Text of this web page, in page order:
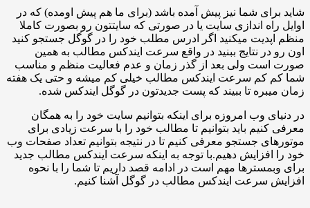
شما نیز پیش آمده باشد (برای ما هم پیش اومده) که در
اندازی سایت یا در صورتی که سایتتون رو بصورت کاملا
میکنید اگر ادرس مطلب خود را در گوگل جستجو کنید
نتایج ببنید در واقع سرعت ایندکس مطالب به همین
ولی بعد از گذر زمان و عدم فعالیت منظم و مناسب
کم سرعت ایندکس مطالب خیلی کم میشه و حتی یک هفته
تا ببیند که پست جدیدتون در گوگل ایندکس شده.
وب امروزه برای اینکه بتوانیم سایت خود را به همگان
باید بتوانیم تا مطالب خود را با سرعت زیادی برای
جستجو معرفی کنیم تا در نتیجه بتوانیم تعداد صفحات وب
دهیم.با توجه به اینکه سرعت ایندکس مطالب جدید
مهم است در ادامه قصد داریم تا شما را با نحوه
سرعت ایندکس مطالب در گوگل آشنا کنیم.